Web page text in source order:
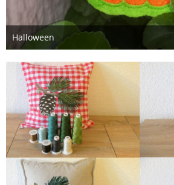
Halloween
28. Oktober 2019